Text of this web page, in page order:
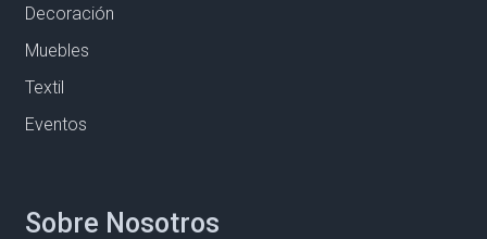
Decoración
Muebles
Textil
Eventos
Sobre Nosotros